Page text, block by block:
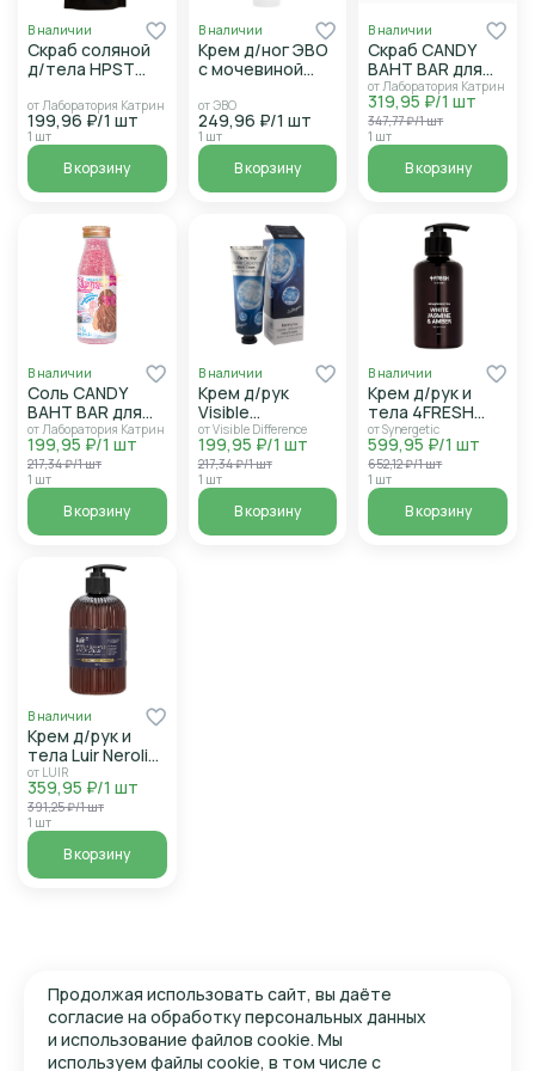
В наличии
Скраб соляной
д/тела HPST
250г
от Лаборатория Катрин
199,96 ₽/1 шт
1 шт
В корзину
В наличии
Крем д/ног ЭВО
с мочевиной
от ЭВО
249,96 ₽/1 шт
1 шт
В корзину
В наличии
Скраб CANDY
BAHT BAR для
тела
соль+сахар с
маслами Малина
в шоколаде 350г
от Лаборатория Катрин
319,95 ₽/1 шт
347,77 ₽/1 шт
1 шт
В корзину
В наличии
Соль CANDY
BAHT BAR для
тела
Клубничный
зефир 430г
от Лаборатория Катрин
199,95 ₽/1 шт
217,34 ₽/1 шт
1 шт
В корзину
В наличии
Крем д/рук
Visible
Difference с
коллагеном
100мл
от Visible Difference
199,95 ₽/1 шт
217,34 ₽/1 шт
1 шт
В корзину
В наличии
Крем д/рук и
тела 4FRESH
Белый жасмин и
амбра 200мл
от Synergetic
599,95 ₽/1 шт
652,12 ₽/1 шт
1 шт
В корзину
В наличии
Крем д/рук и
тела Luir Neroli
blossom &
Cedarwood
парфюмированный
400мл
от LUIR
359,95 ₽/1 шт
391,25 ₽/1 шт
1 шт
В корзину
Продолжая использовать сайт, вы даёте
согласие на обработку персональных данных
и использование файлов cookie. Мы
используем файлы cookie, в том числе с